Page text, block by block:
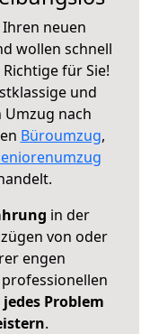
neuen
wollen schnell
für Sie!
und
nach
Büroumzug,
in der
von oder
engen
jedes Problem
.